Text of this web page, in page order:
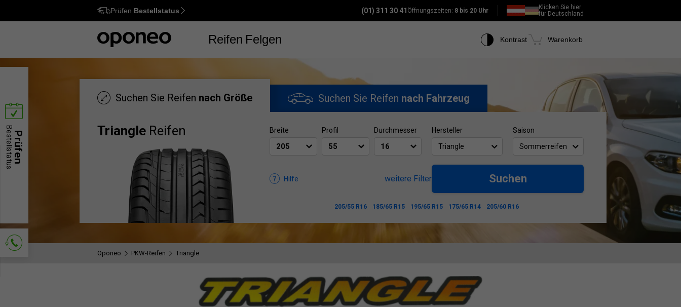
Ctrl M
Prüfen Bestellstatus (01) 311 30 41 Öffnungszeiten: 8 bis 20 Uhr
Klicken Sie hier
für Deutschland
Reifen Felgen Kontrast Warenkorb
Suchen Sie Reifen nach Größe Suchen Sie Reifen nach Fahrzeug
Triangle Reifen Breite Profil Durchmesser
Hersteller
Triangle
Saison
Sommerreifen
Hilfe weitere Filter Suchen
205/55 R16 185/65 R15 195/65 R15 175/65 R14 205/60 R16
Oponeo PKW-Reifen Triangle
Prüfen
Bestellstatus